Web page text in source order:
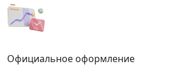
Официальное оформление